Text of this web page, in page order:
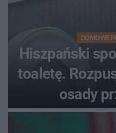
DOMOWE
Hiszpański
toaletę.
osady